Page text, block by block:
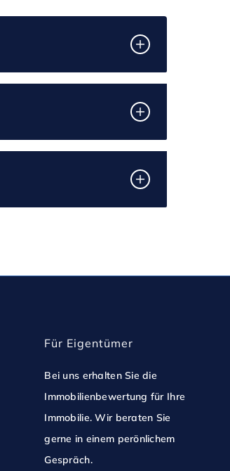
Für Eigentümer
Bei uns erhalten Sie die
Immobilienbewertung für Ihre
Immobilie. Wir beraten Sie
gerne in einem perönlichem
Gespräch.